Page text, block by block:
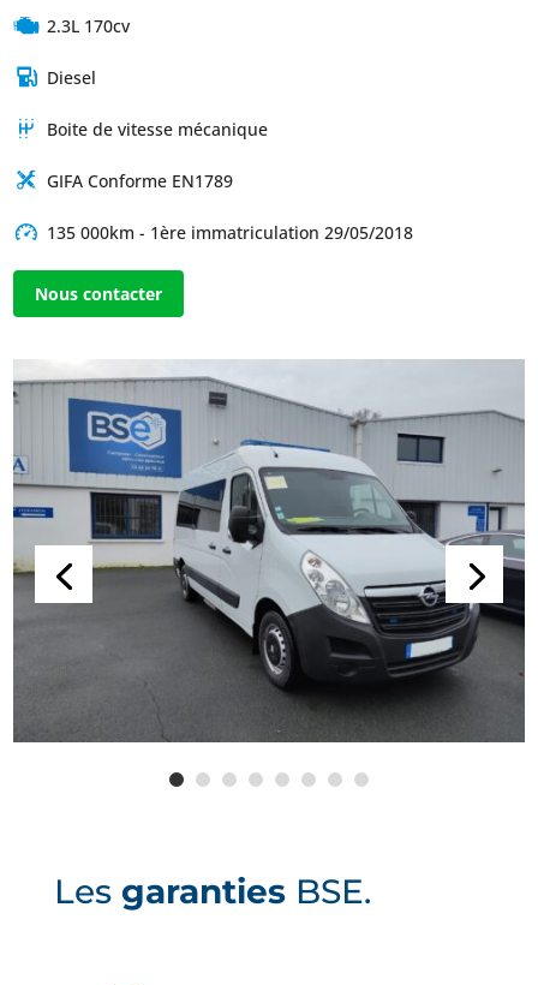
2.3L 170cv
Diesel
Boite de vitesse mécanique
GIFA Conforme EN1789
135 000km - 1ère immatriculation 29/05/2018
Nous contacter
Les garantiesBSE.